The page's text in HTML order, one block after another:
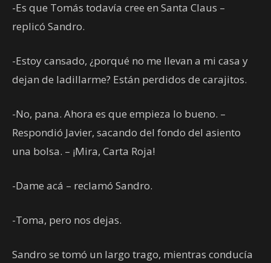
-Es que Tomás todavía cree en Santa Claus –
replicó Sandro.
-Estoy cansado, ¿porqué no me llevan a mi casa y
dejan de ladillarme? Están perdidos de carajitos.
-No, pana. Ahora es que empieza lo bueno. –
Respondió Javier, sacando del fondo del asiento
una bolsa. – ¡Mira, Carta Roja!
-Dame acá – reclamó Sandro.
-Toma, pero nos dejas.
Sandro se tomó un largo trago, mientras conducía